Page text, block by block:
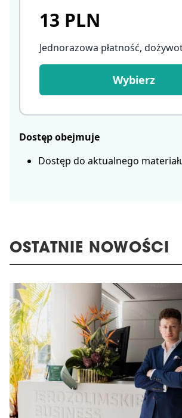
13 PLN
Jednorazowa płatność,
Wybierz
Dostęp obejmuje
Dostęp do aktualnego
OSTATNIE NOWOŚCI